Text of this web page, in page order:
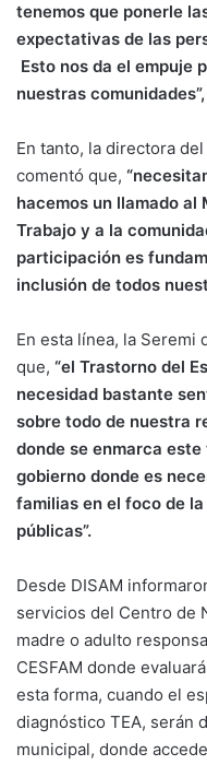
tenemos que ponerle
expectativas de las
Esto nos da el empuje
nuestras comunidades”,
En tanto, la directora
comentó que,
hacemos un llamado al
Trabajo y a la
participación es
inclusión de todos
En esta línea, la Seremi
que, “el Trastorno del
necesidad bastante
sobre todo de nuestra
donde se enmarca
gobierno donde es
familias en el foco de
públicas”.
Desde DISAM
servicios del Centro de
madre o adulto
CESFAM donde
esta forma, cuando el
diagnóstico TEA, serán
municipal, donde